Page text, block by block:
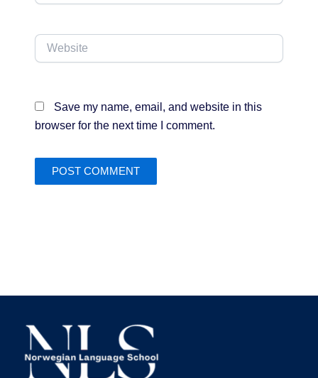
Website
Save my name, email, and website in this
browser for the next time I comment.